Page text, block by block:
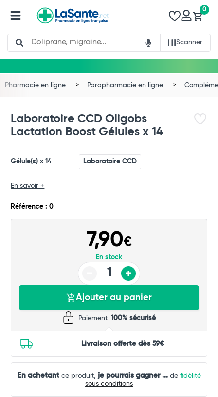
Search
Scanner
0
Total
Commander
Pharmacie en ligne Parapharmacie en ligne
Laboratoire CCD Oligobs
Lactation Boost Gélules x 14
Gélule(s) x 14 Laboratoire CCD
En savoir +
Référence : 0
7,90€
En stock
Ajouter au panier
Paiement 100% sécurisé
Livraison offerte dès 59€
En achetantce produit, je pourrais gagner ...de fidélité
sous conditions